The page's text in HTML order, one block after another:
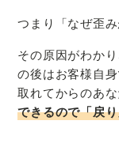
つまり「なぜ歪
その原因がわか
の後はお客様自
取れてからのあ
できるので「戻